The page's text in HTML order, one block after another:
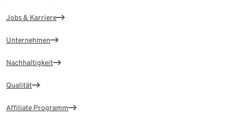
Jobs & Karriere
Unternehmen
Nachhaltigkeit
Qualität
Affiliate Programm